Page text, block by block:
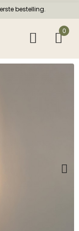
bestelling.
0